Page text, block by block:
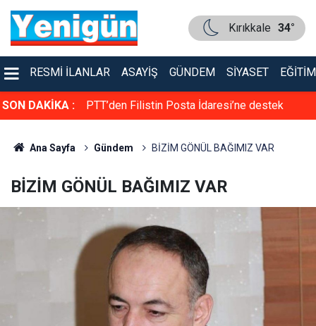
Kırıkkale 34°
RESMI İLANLAR ASAYIŞ GÜNDEM SIYASET EĞITIM
SON DAKİKA :
destek Bakan Ersoy ile Acun Ilıcalı bir araya geldi
Ana Sayfa Gündem BİZİM GÖNÜL BAĞIMIZ VAR
BİZİM GÖNÜL BAĞIMIZ VAR